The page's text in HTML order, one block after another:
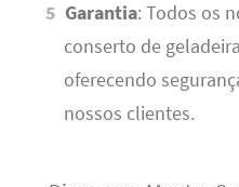
Garantia: Todos os
conserto de
oferecendo
nossos clientes.